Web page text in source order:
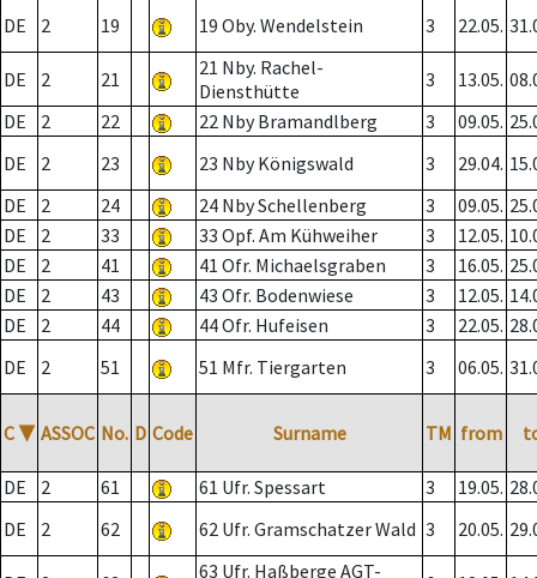
DE
2 19 19 Oby. Wendelstein 3 22.05.
DE 2 21
21 Nby. Rachel-
Diensthütte
3 13.05.
DE
2 22 22 Nby Bramandlberg 3 09.05.
DE
2 23 23 Nby Königswald 3 29.04.
DE
2 24 24 Nby Schellenberg 3 09.05.
DE
2 33 33 Opf. Am Kühweiher 3 12.05.
DE
2 41 41 Ofr. Michaelsgraben 3 16.05.
DE
2 43 43 Ofr. Bodenwiese 3 12.05.
DE
2 44 44 Ofr. Hufeisen 3 22.05.
DE
2 51 51 Mfr. Tiergarten 3 06.05.
C ▼ ASSOC No. D Code Surname TM from
DE 2 61 61 Ufr. Spessart 3 19.05.
DE
2 62 62 Ufr. Gramschatzer Wald 3 20.05.
63 Ufr. Haßberge AGT-